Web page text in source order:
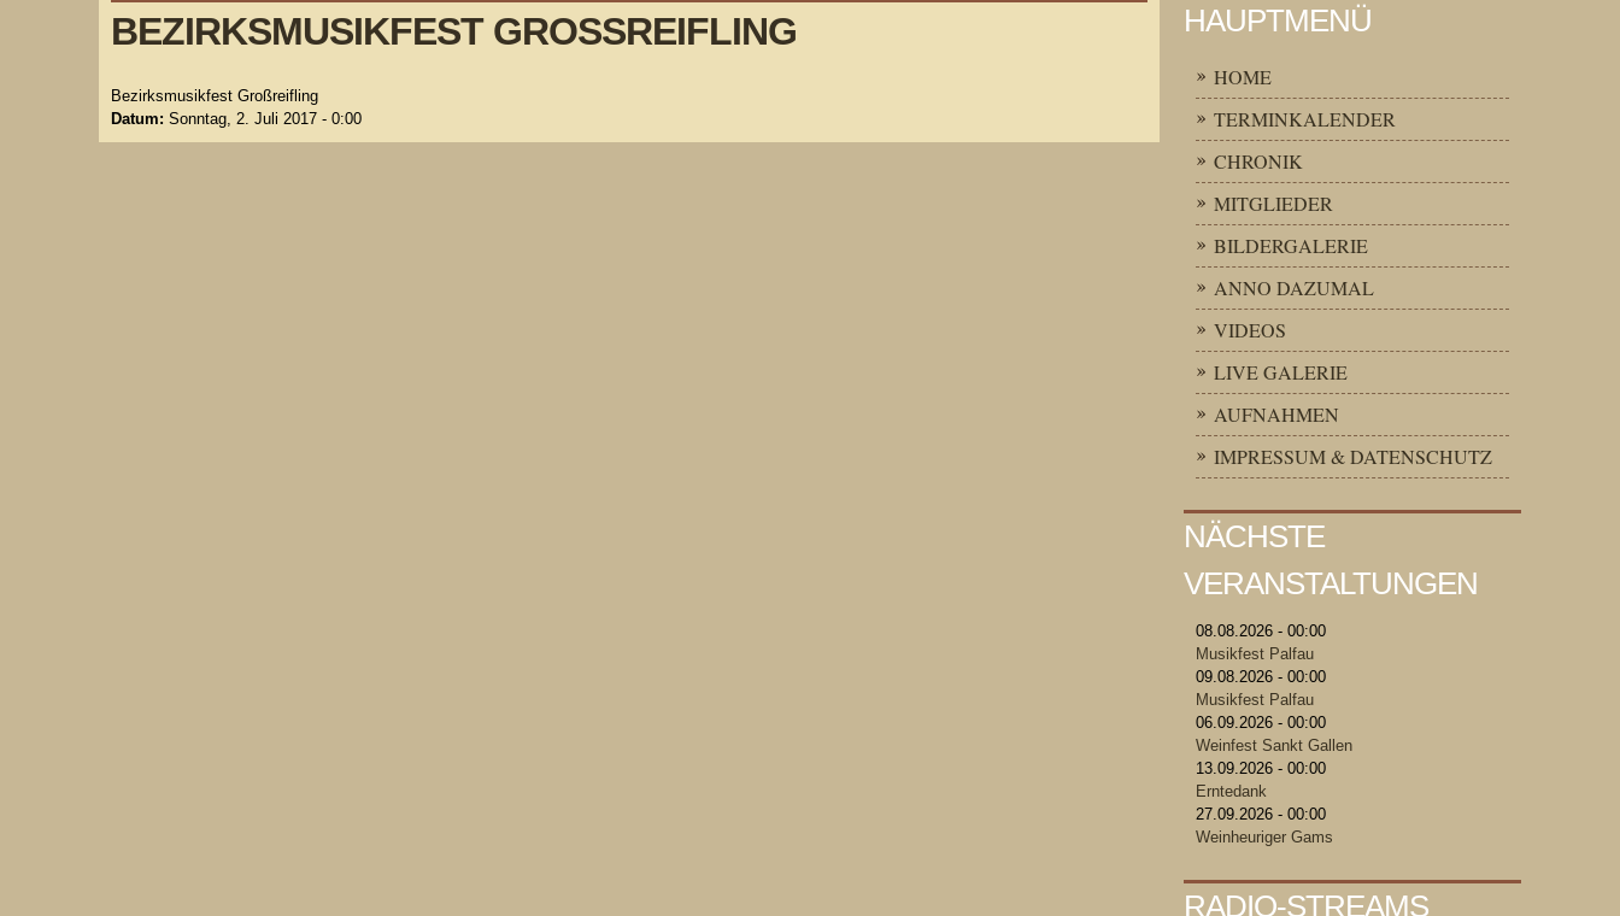
BEZIRKSMUSIKFEST GROSSREIFLING
Bezirksmusikfest Großreifling
Datum: Sonntag, 2. Juli 2017 - 0:00
HAUPTMENÜ
HOME
TERMINKALENDER
CHRONIK
MITGLIEDER
BILDERGALERIE
ANNO DAZUMAL
VIDEOS
LIVE GALERIE
AUFNAHMEN
IMPRESSUM & DATENSCHUTZ
NÄCHSTE
VERANSTALTUNGEN
08.08.2026 - 00:00
Musikfest Palfau
09.08.2026 - 00:00
Musikfest Palfau
06.09.2026 - 00:00
Weinfest Sankt Gallen
13.09.2026 - 00:00
Erntedank
27.09.2026 - 00:00
Weinheuriger Gams
RADIO-STREAMS